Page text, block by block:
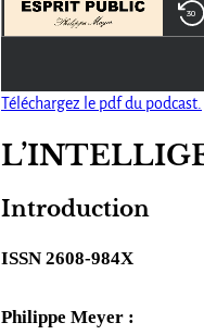
Téléchargez le pdf du podcast.
Introduction
ISSN 2608-984X
Philippe Meyer :